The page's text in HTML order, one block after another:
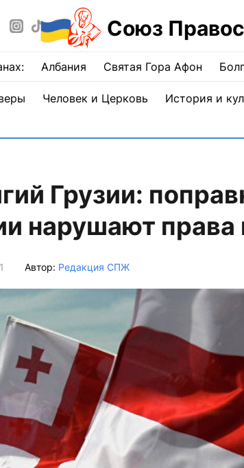
Союз
Албания Святая Гора Афон
Человек и Церковь История и
Грузии:
нарушают
Автор: Редакция СПЖ